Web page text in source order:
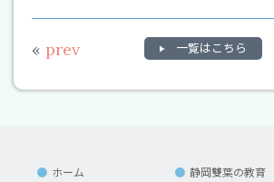
« prev 一覧はこちら
ホーム
静岡雙葉の教育